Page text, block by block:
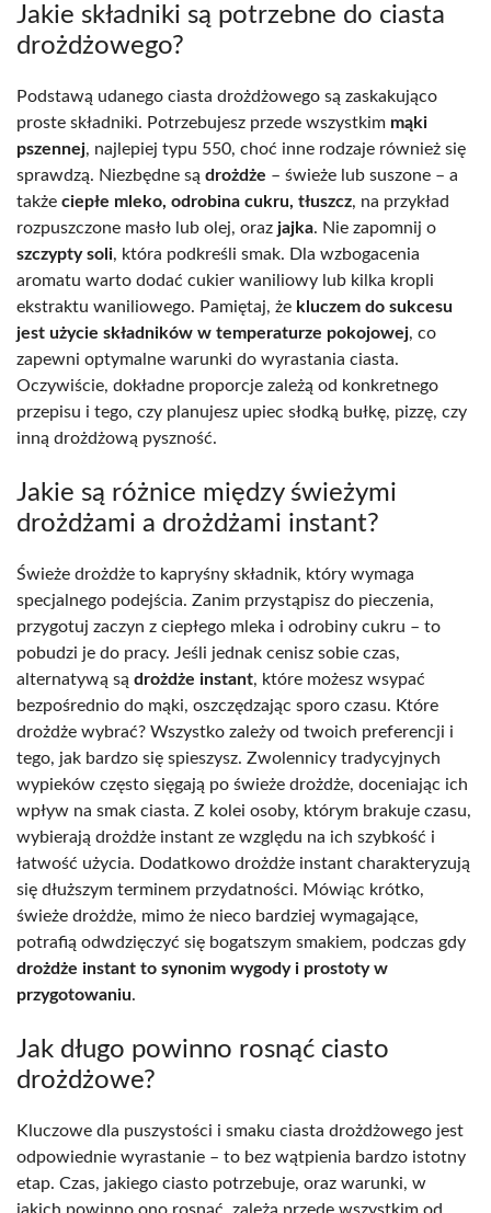
Jakie składniki są potrzebne do ciasta
drożdżowego?
Podstawą udanego ciasta drożdżowego są zaskakująco
proste składniki. Potrzebujesz przede wszystkim mąki
pszennej, najlepiej typu 550, choć inne rodzaje również się
sprawdzą. Niezbędne są drożdże – świeże lub suszone – a
także ciepłe mleko, odrobina cukru, tłuszcz, na przykład
rozpuszczone masło lub olej, oraz jajka. Nie zapomnij o
szczypty soli, która podkreśli smak. Dla wzbogacenia
aromatu warto dodać cukier waniliowy lub kilka kropli
ekstraktu waniliowego. Pamiętaj, że kluczem do sukcesu
jest użycie składników w temperaturze pokojowej, co
zapewni optymalne warunki do wyrastania ciasta.
Oczywiście, dokładne proporcje zależą od konkretnego
przepisu i tego, czy planujesz upiec słodką bułkę, pizzę, czy
inną drożdżową pyszność.
Jakie są różnice między świeżymi
drożdżami a drożdżami instant?
Świeże drożdże to kapryśny składnik, który wymaga
specjalnego podejścia. Zanim przystąpisz do pieczenia,
przygotuj zaczyn z ciepłego mleka i odrobiny cukru – to
pobudzi je do pracy. Jeśli jednak cenisz sobie czas,
alternatywą są drożdże instant, które możesz wsypać
bezpośrednio do mąki, oszczędzając sporo czasu. Które
drożdże wybrać? Wszystko zależy od twoich preferencji i
tego, jak bardzo się spieszysz. Zwolennicy tradycyjnych
wypieków często sięgają po świeże drożdże, doceniając ich
wpływ na smak ciasta. Z kolei osoby, którym brakuje czasu,
wybierają drożdże instant ze względu na ich szybkość i
łatwość użycia. Dodatkowo drożdże instant charakteryzują
się dłuższym terminem przydatności. Mówiąc krótko,
świeże drożdże, mimo że nieco bardziej wymagające,
potrafią odwdzięczyć się bogatszym smakiem, podczas gdy
drożdże instant to synonim wygody i prostoty w
przygotowaniu.
Jak długo powinno rosnąć ciasto
drożdżowe?
Kluczowe dla puszystości i smaku ciasta drożdżowego jest
odpowiednie wyrastanie – to bez wątpienia bardzo istotny
etap. Czas, jakiego ciasto potrzebuje, oraz warunki, w